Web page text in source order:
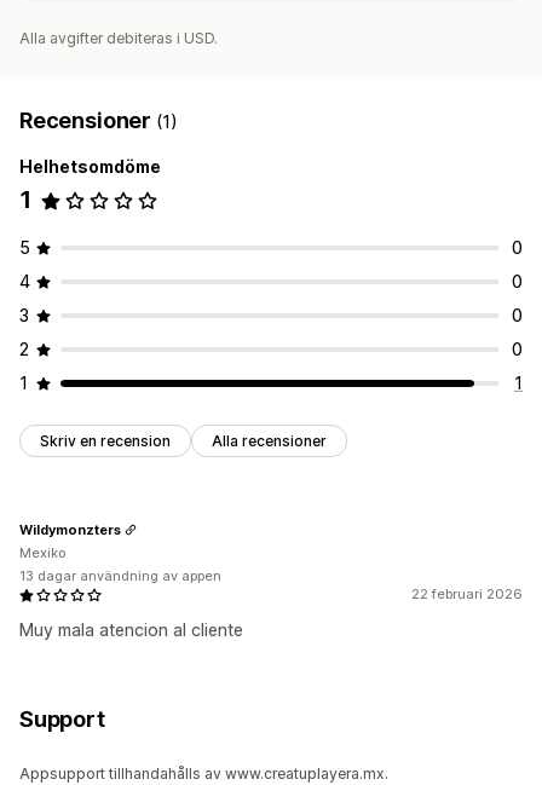
Alla avgifter debiteras i USD.
Recensioner (1)
Helhetsomdöme
1
5
0
4
0
3
0
2
0
1
1
Skriv en recension Alla recensioner
22 februari 2026
Muy mala atencion al cliente
Wildymonzters
Mexiko
13 dagar användning av appen
Support
Appsupport tillhandahålls av www.creatuplayera.mx.